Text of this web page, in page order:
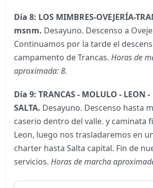
Día 8: LOS MIMBRES-OVEJERÍA-
msnm. Desayuno. Descenso a
Continuamos por la tarde el
campamento de Trancas. Horas de
aproximada: 8.
Día 9: TRANCAS - MOLULO - LEON -
SALTA. Desayuno. Descenso hasta
caserio dentro del valle. y caminata
Leon, luego nos trasladaremos en
charter hasta Salta capital. Fin de
servicios. Horas de marcha